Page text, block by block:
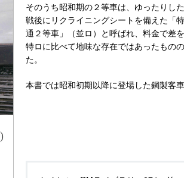
そのうち昭和期の２等車は、ゆったりし
戦後にリクライニングシートを備えた「
通２等車」（並ロ）と呼ばれ、料金で差
特ロに比べて地味な存在ではあったもの
た。
本書では昭和初期以降に登場した鋼製客